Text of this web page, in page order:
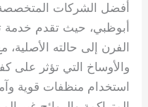
أفضل الشركات
أبوظبي، حيث تقدم
الفرن إلى حالته
والأوساخ التي تؤثر على
استخدام منظفات قوية